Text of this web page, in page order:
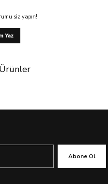
siz yapın!
Yaz
Abone Ol